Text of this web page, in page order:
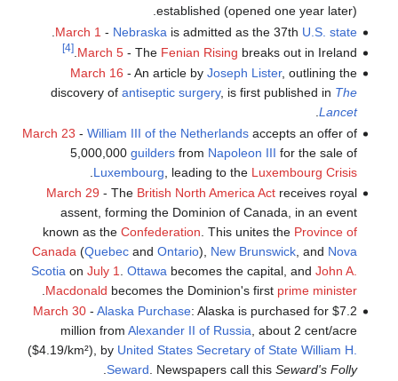
established (opened one year later).
March 1 - Nebraska is admitted as the 37th U.S. state
March 5- The Fenian Rising breaks out in Ireland.
[4]
March 16 - An article by Joseph Lister, outlining the
discovery of antiseptic surgery, is first published in The
Lancet
.
March 23 - William III of the Netherlandsaccepts an offer of
5,000,000 guildersfrom Napoleon III for the sale of
Luxembourg , leading to the Luxembourg Crisis
March 29 - The British North America Actreceives royal
assent, forming the Dominion of Canada, in an event
known as the Confederation . This unites the Province of
Canada (Quebecand Ontario), New Brunswick, and Nova
Scotia on July 1 Ottawa becomes the capital, and John A.
Macdonald becomes the Dominion's first prime minister
March 30- Alaska Purchase: Alaska is purchased for $7.2
million from Alexander II of Russia, about 2 cent/acre
($4.19/km²), by United States Secretary of State William H.
Seward. Newspapers call this Seward's Folly
.